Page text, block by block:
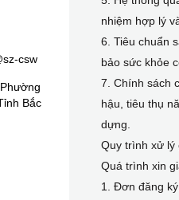
nhiệm hợp lý
6. Tiêu chuẩn
bảo sức khỏe
7. Chính sách
hậu, tiêu thụ
dựng.
Quy trình xử lý
Quá trình xin
1. Đơn đăng
csw
Bắc